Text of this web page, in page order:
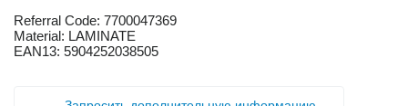
Referral Code: 7700047369
Material: LAMINATE
EAN13: 5904252038505